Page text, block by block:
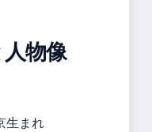
物像
生まれ